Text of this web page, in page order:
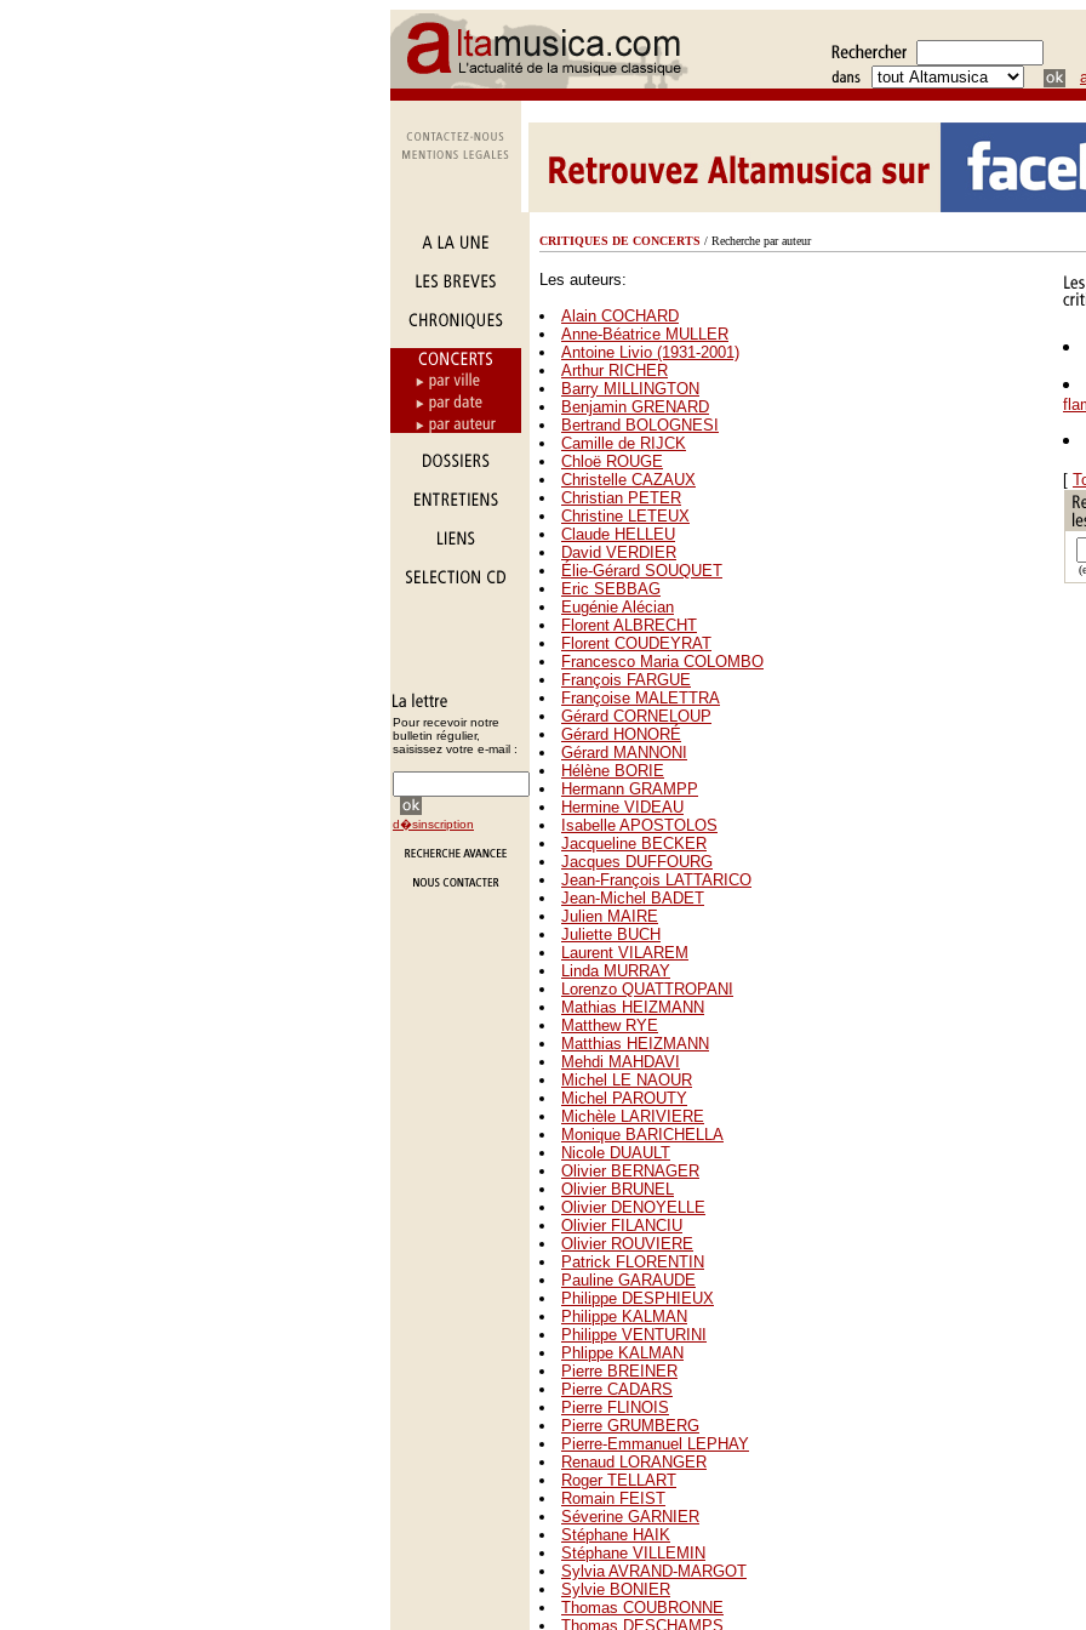
Pour recevoir notre
bulletin régulier,
saisissez votre e-mail :
d�sinscription
CRITIQUES DE CONCERTS / Recherche par auteur
Les auteurs:
Alain COCHARD
Anne-Béatrice MULLER
Antoine Livio (1931-2001)
Arthur RICHER
Barry MILLINGTON
Benjamin GRENARD
Bertrand BOLOGNESI
Camille de RIJCK
Chloë ROUGE
Christelle CAZAUX
Christian PETER
Christine LETEUX
Claude HELLEU
David VERDIER
Élie-Gérard SOUQUET
Eric SEBBAG
Eugénie Alécian
Florent ALBRECHT
Florent COUDEYRAT
Francesco Maria COLOMBO
François FARGUE
Françoise MALETTRA
Gérard CORNELOUP
Gérard HONORÉ
Gérard MANNONI
Hélène BORIE
Hermann GRAMPP
Hermine VIDEAU
Isabelle APOSTOLOS
Jacqueline BECKER
Jacques DUFFOURG
Jean-François LATTARICO
Jean-Michel BADET
Julien MAIRE
Juliette BUCH
Laurent VILAREM
Linda MURRAY
Lorenzo QUATTROPANI
Mathias HEIZMANN
Matthew RYE
Matthias HEIZMANN
Mehdi MAHDAVI
Michel LE NAOUR
Michel PAROUTY
Michèle LARIVIERE
Monique BARICHELLA
Nicole DUAULT
Olivier BERNAGER
Olivier BRUNEL
Olivier DENOYELLE
Olivier FILANCIU
Olivier ROUVIERE
Patrick FLORENTIN
Pauline GARAUDE
Philippe DESPHIEUX
Philippe KALMAN
Philippe VENTURINI
Phlippe KALMAN
Pierre BREINER
Pierre CADARS
Pierre FLINOIS
Pierre GRUMBERG
Pierre-Emmanuel LEPHAY
Renaud LORANGER
Roger TELLART
Romain FEIST
Séverine GARNIER
Stéphane HAIK
Stéphane VILLEMIN
Sylvia AVRAND-MARGOT
Sylvie BONIER
Thomas COUBRONNE
Thomas DESCHAMPS
[